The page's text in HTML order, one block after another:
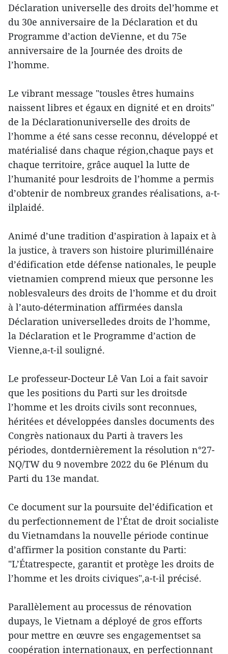
Déclaration universelle des droits del’homme et
du 30e anniversaire de la Déclaration et du
Programme d’action deVienne, et du 75e
anniversaire de la Journée des droits de
l’homme.
Le vibrant message "tousles êtres humains
naissent libres et égaux en dignité et en droits"
de la Déclarationuniverselle des droits de
l’homme a été sans cesse reconnu, développé et
matérialisé dans chaque région,chaque pays et
chaque territoire, grâce auquel la lutte de
l’humanité pour lesdroits de l’homme a permis
d’obtenir de nombreux grandes réalisations, a-t-
ilplaidé.
Animé d’une tradition d’aspiration à lapaix et à
la justice, à travers son histoire plurimillénaire
d’édification etde défense nationales, le peuple
vietnamien comprend mieux que personne les
noblesvaleurs des droits de l’homme et du droit
à l’auto-détermination affirmées dansla
Déclaration universelledes droits de l’homme,
la Déclaration et le Programme d’action de
Vienne,a-t-il souligné.
Le professeur-Docteur Lê Van Loi a fait savoir
que les positions du Parti sur les droitsde
l’homme et les droits civils sont reconnues,
héritées et développées dansles documents des
Congrès nationaux du Parti à travers les
périodes, dontdernièrement la résolution n°27-
NQ/TW du 9 novembre 2022 du 6e Plénum du
Parti du 13e mandat.
Ce document sur la poursuite del’édification et
du perfectionnement de l’État de droit socialiste
du Vietnamdans la nouvelle période continue
d’affirmer la position constante du Parti:
"L’Étatrespecte, garantit et protège les droits de
l’homme et les droits civiques",a-t-il précisé.
Parallèlement au processus de rénovation
dupays, le Vietnam a déployé de gros efforts
pour mettre en œuvre ses engagementset sa
coopération internationaux, en perfectionnant